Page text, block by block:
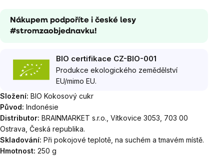
Nákupem podpoříte i české lesy
#stromzaobjednavku!
BIO certifikace CZ-BIO-001
Produkce ekologického zemědělství
EU/mimo EU.
Složení: BIO Kokosový cukr
Původ: Indonésie
Distributor: BRAINMARKET s.r.o., Vítkovice 3053, 703 00
Ostrava, Česká republika.
Skladování: Při pokojové teplotě, na suchém a tmavém místě.
Hmotnost: 250 g